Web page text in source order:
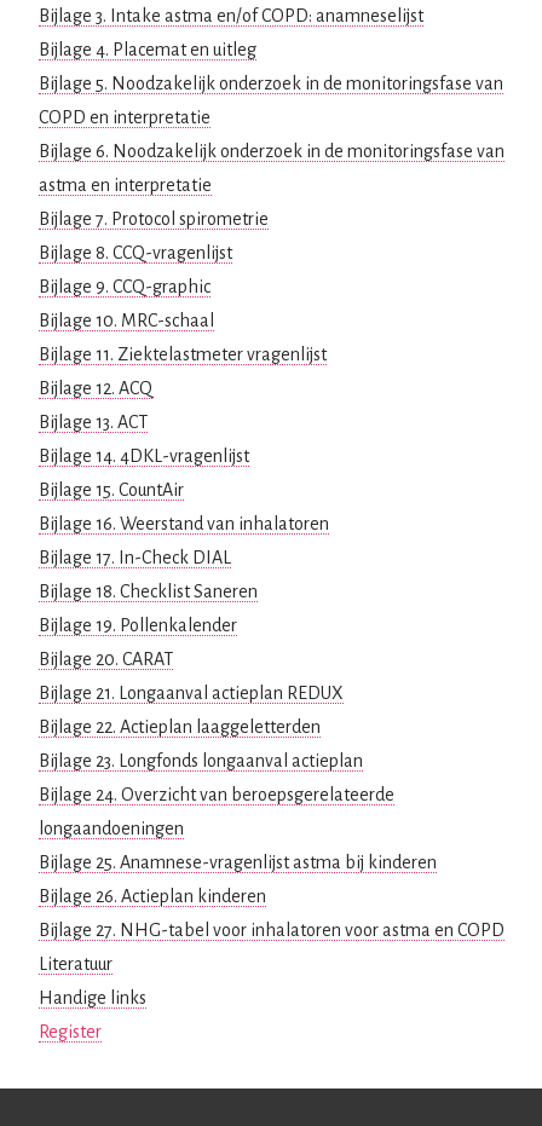
Bijlage 3. Intake astma en/of COPD: anamneselijst
Bijlage 4. Placemat en uitleg
Bijlage 5. Noodzakelijk onderzoek in de monitoringsfase van
COPD en interpretatie
Bijlage 6. Noodzakelijk onderzoek in de monitoringsfase van
astma en interpretatie
Bijlage 7. Protocol spirometrie
Bijlage 8. CCQ-vragenlijst
Bijlage 9. CCQ-graphic
Bijlage 10. MRC-schaal
Bijlage 11. Ziektelastmeter vragenlijst
Bijlage 12. ACQ
Bijlage 13. ACT
Bijlage 14. 4DKL-vragenlijst
Bijlage 15. CountAir
Bijlage 16. Weerstand van inhalatoren
Bijlage 17. In-Check DIAL
Bijlage 18. Checklist Saneren
Bijlage 19. Pollenkalender
Bijlage 20. CARAT
Bijlage 21. Longaanval actieplan REDUX
Bijlage 22. Actieplan laaggeletterden
Bijlage 23. Longfonds longaanval actieplan
Bijlage 24. Overzicht van beroepsgerelateerde
longaandoeningen
Bijlage 25. Anamnese-vragenlijst astma bij kinderen
Bijlage 26. Actieplan kinderen
Bijlage 27. NHG-tabel voor inhalatoren voor astma en COPD
Literatuur
Handige links
Register